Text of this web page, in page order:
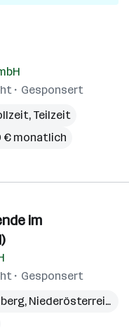
Gesponsert
Teilzeit
€ monatlich
im
Gesponsert
, Niederösterreich